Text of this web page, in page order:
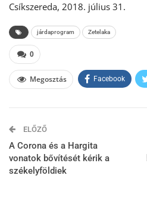
Csíkszereda, 2018. július 31.
járdaprogram Zetelaka
0
Megosztás Facebook
ELŐZŐ
A Corona és a Hargita
vonatok bővítését kérik a
székelyföldiek